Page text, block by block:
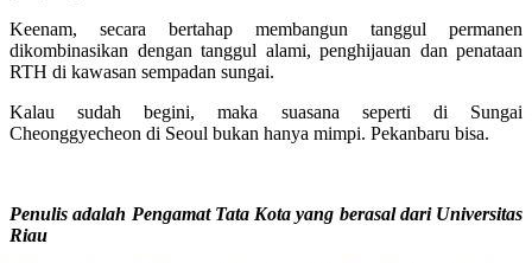
Keenam, secara bertahap membangun tanggul permanen
dikombinasikan dengan tanggul alami, penghijauan dan penataan
RTH di kawasan sempadan sungai.
Kalau sudah begini, maka suasana seperti di Sungai
Cheonggyecheon di Seoul bukan hanya mimpi. Pekanbaru bisa.
Penulis adalah Pengamat Tata Kota yang berasal dari Universitas
Riau